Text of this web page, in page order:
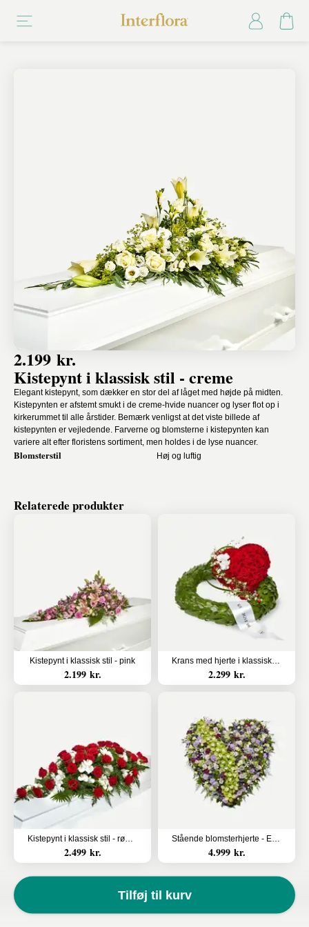
2.199 kr.
Kistepynt i klassisk stil - creme
Elegant kistepynt, som dækker en stor del af låget med højde på midten.
Kistepynten er afstemt smukt i de creme-hvide nuancer og lyser flot op i
kirkerummet til alle årstider. Bemærk venligst at det viste billede af
kistepynten er vejledende. Farverne og blomsterne i kistepynten kan
variere alt efter floristens sortiment, men holdes i de lyse nuancer.
Blomsterstil Høj og luftig
Relaterede produkter
Kistepynt i klassisk stil - pink
2.199 kr.
Krans med hjerte i klassisk stil med bånd
2.299 kr.
Kistepynt i klassisk stil - rød og hvid
2.499 kr.
Stående blomsterhjerte - Et eksklusivt farvel
4.999 kr.
Tilføj til kurv